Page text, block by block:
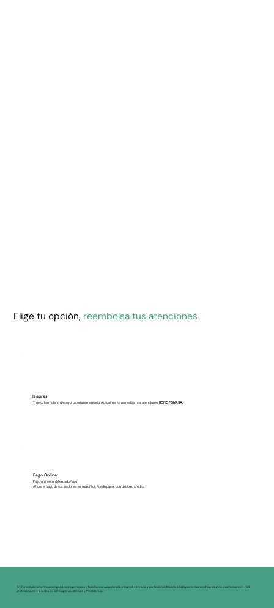
Elige tu opción, reembolsa tus atenciones
Isapres
Trae tu formulario de seguro complementario. Actualmente no realizamos atencionesBONO FONASA.
Pago Online
Pago online con MercadoPago
Ahora el pago de tus sesiones es más fácil, Puede pagar con debito o crédito.
En Terapéuticamente acompañamos a personas y familias con una mirada integral, cercana y profesional. Más de 3.500 pacientes nos han elegido, contamos con +50
profesionales y 2 sedes en Santiago: Las Condes y Providencia.